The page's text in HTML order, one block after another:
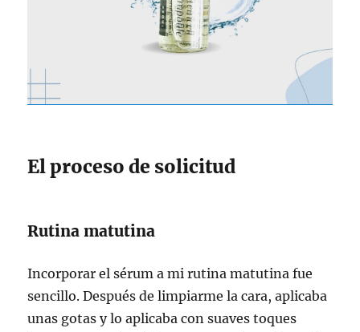
El proceso de solicitud
Rutina matutina
Incorporar el sérum a mi rutina matutina fue
sencillo. Después de limpiarme la cara, aplicaba
unas gotas y lo aplicaba con suaves toques